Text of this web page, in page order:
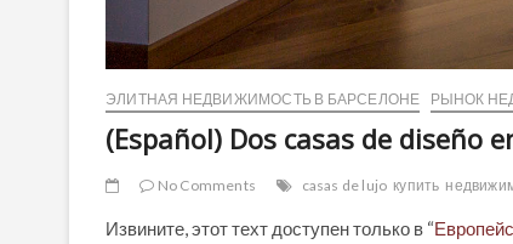
ЭЛИТНАЯ НЕДВИЖИМОСТЬ В БАРСЕЛОНЕ РЫНОК
(Español) Dos casas de diseño
No Comments casas de lujo купить
Извините, этот техт доступен только в “